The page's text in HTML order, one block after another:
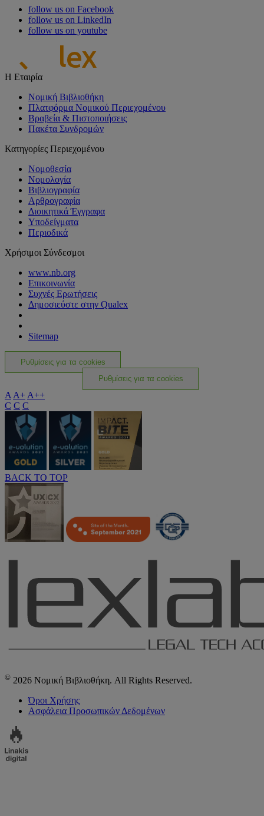
follow us on Facebook
follow us on LinkedIn
follow us on youtube
Η Εταιρία
Νομική Βιβλιοθήκη
Πλατφόρμα Νομικού Περιεχομένου
Βραβεία & Πιστοποιήσεις
Πακέτα Συνδρομών
Κατηγορίες Περιεχομένου
Νομοθεσία
Νομολογία
Βιβλιογραφία
Αρθρογραφία
Διοικητικά Έγγραφα
Υποδείγματα
Περιοδικά
Χρήσιμοι Σύνδεσμοι
www.nb.org
Επικοινωνία
Συχνές Ερωτήσεις
Δημοσιεύστε στην Qualex
Sitemap
Ρυθμίσεις για τα cookies
Ρυθμίσεις για τα cookies
A A+ A++
C C C
BACK TO TOP
© 2026 Νομική Βιβλιοθήκη. All Rights Reserved.
Όροι Χρήσης
Ασφάλεια Προσωπικών Δεδομένων